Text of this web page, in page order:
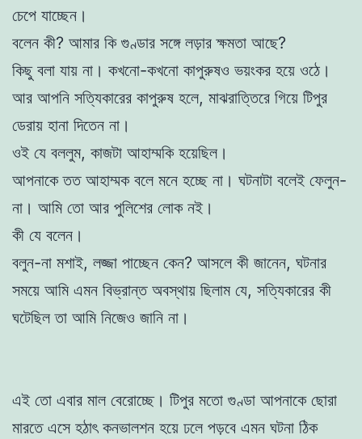
চেপে যাচ্ছেন।
বলেন কী? আমার কি গুণ্ডার সঙ্গে লড়ার ক্ষমতা আছে?
কিছু বলা যায় না। কখনো-কখনো কাপুরুষও ভয়ংকর হয়ে ওঠে।
আর আপনি সত্যিকারের কাপুরুষ হলে, মাঝরাত্তিরে গিয়ে টিপুর
ডেরায় হানা দিতেন না।
ওই যে বললুম, কাজটা আহাম্মকি হয়েছিল।
আপনাকে তত আহাম্মক বলে মনে হচ্ছে না। ঘটনাটা বলেই ফেলুন-
না। আমি তো আর পুলিশের লোক নই।
কী যে বলেন।
বলুন-না মশাই, লজ্জা পাচ্ছেন কেন? আসলে কী জানেন, ঘটনার
সময়ে আমি এমন বিভ্রান্ত অবস্থায় ছিলাম যে, সত্যিকারের কী
ঘটেছিল তা আমি নিজেও জানি না।
এই তো এবার মাল বেরোচ্ছে। টিপুর মতো গুণ্ডা আপনাকে ছোরা
মারতে এসে হঠাৎ কনভালশন হয়ে ঢলে পড়বে এমন ঘটনা ঠিক